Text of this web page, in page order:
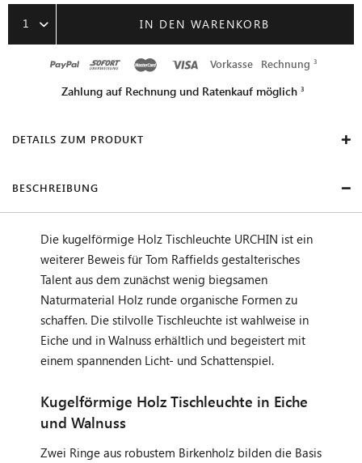
1 IN DEN WARENKORB
Vorkasse Rechnung
Zahlung auf Rechnung und Ratenkauf möglich
DETAILS ZUM PRODUKT
BESCHREIBUNG
Die kugelförmige Holz Tischleuchte URCHIN ist ein
weiterer Beweis für Tom Raffields gestalterisches
Talent aus dem zunächst wenig biegsamen
Naturmaterial Holz runde organische Formen zu
schaffen. Die stilvolle Tischleuchte ist wahlweise in
Eiche und in Walnuss erhältlich und begeistert mit
einem spannenden Licht- und Schattenspiel.
Kugelförmige Holz Tischleuchte in Eiche
und Walnuss
Zwei Ringe aus robustem Birkenholz bilden die Basis